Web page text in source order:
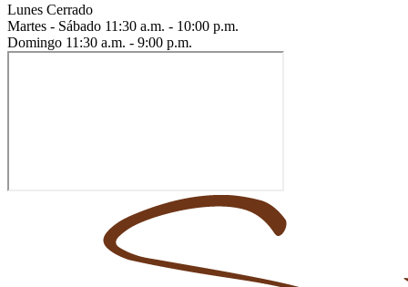
Lunes Cerrado
Martes - Sábado 11:30 a.m. - 10:00 p.m.
Domingo 11:30 a.m. - 9:00 p.m.